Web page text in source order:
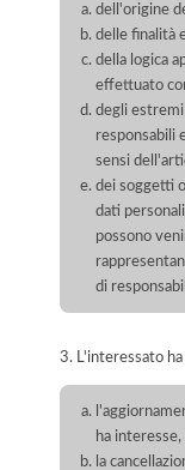
dell'origine
delle finalità
della logica
effettuato
degli
responsabili
sensi
dei soggetti
dati
possono
di
3. L'interessato
ha
la